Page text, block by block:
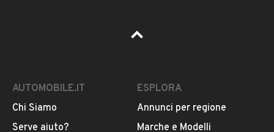
Pubblicità
AUTOMOBILE.IT
Chi Siamo
Serve aiuto?
ESPLORA
Annunci per regione
Marche e Modelli